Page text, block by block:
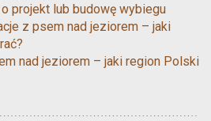
projekt lub budowę wybiegu
z psem nad jeziorem – jaki
nad jeziorem – jaki region Polski